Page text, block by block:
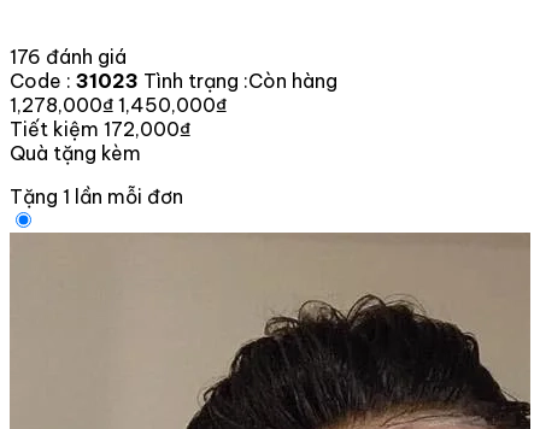
176 đánh giá
Code : 31023 Tình trạng :Còn hàng
1,278,000₫ 1,450,000₫
Tiết kiệm 172,000₫
Quà tặng kèm
Tặng 1 lần mỗi đơn